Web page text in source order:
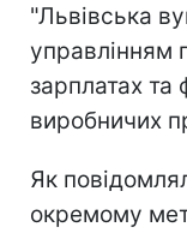
"Львівська
управлінням
зарплатах та
виробничих
Як
окремому